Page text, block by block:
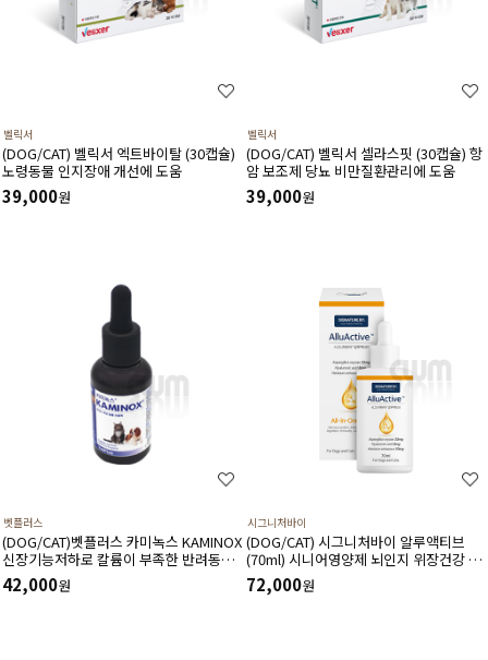
벨릭서
(DOG/CAT) 벨릭서 엑트바이탈 (30캡슐)
노령동물 인지장애 개선에 도움
39,000원
벨릭서
(DOG/CAT) 벨릭서 셀라스핏 (30캡슐) 항
암 보조제 당뇨 비만질환관리에 도움
39,000원
벳플러스
(DOG/CAT)벳플러스 카미녹스 KAMINOX
신장기능저하로 칼륨이 부족한 반려동물
을 위한 액상 영양보충제(60ml)
42,000원
시그니처바이
(DOG/CAT) 시그니처바이 알루액티브
(70ml) 시니어영양제 뇌인지 위장건강 면
역력 소화력증진 전신건강에 도움
72,000원